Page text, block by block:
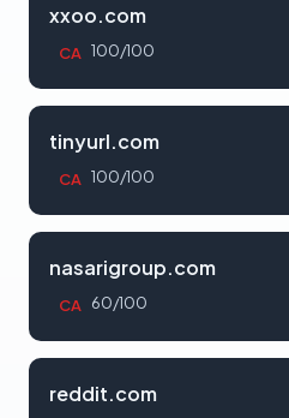
xxoo.com
CA 100/100
tinyurl.com
CA 100/100
nasarigroup.com
CA 60/100
reddit.com